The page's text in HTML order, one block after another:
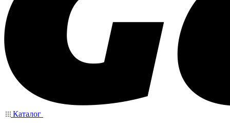
Каталог